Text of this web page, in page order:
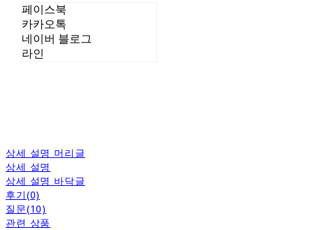
페이스북
카카오톡
네이버 블로그
라인
상세 설명 머리글
상세 설명
상세 설명 바닥글
후기(0)
질문(10)
관련 상품